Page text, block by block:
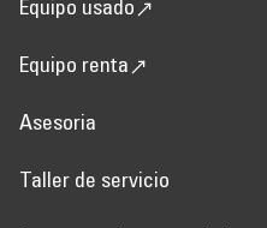
Equipo usado
Equipo renta
Asesoria
Taller de servicio